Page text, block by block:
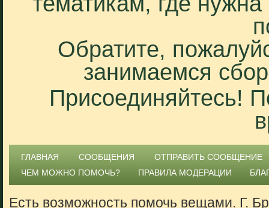
Обратите,
занимаемся
Присоединяйтесь!
ГЛАВНАЯ СООБЩЕНИЯ
ОТПРАВИТЬ СООБЩЕНИЕ
ЧЕМ МОЖНО ПОМОЧЬ?
ПРАВИЛА МОДЕРАЦИИ
Есть возможность помочь вещами. Г.